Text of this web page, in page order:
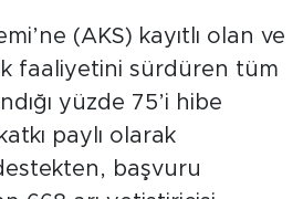
kilogram fondan arı
kovan sayılarına göre
dağıtıldı.